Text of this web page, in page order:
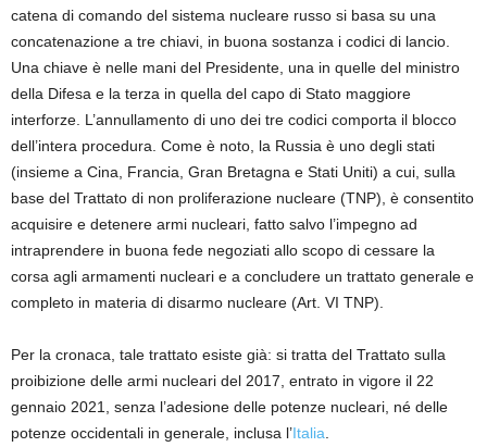
catena di comando del sistema nucleare russo si basa su una
concatenazione a tre chiavi, in buona sostanza i codici di lancio.
Una chiave è nelle mani del Presidente, una in quelle del ministro
della Difesa e la terza in quella del capo di Stato maggiore
interforze. L’annullamento di uno dei tre codici comporta il blocco
dell’intera procedura. Come è noto, la Russia è uno degli stati
(insieme a Cina, Francia, Gran Bretagna e Stati Uniti) a cui, sulla
base del Trattato di non proliferazione nucleare (TNP), è consentito
acquisire e detenere armi nucleari, fatto salvo l’impegno ad
intraprendere in buona fede negoziati allo scopo di cessare la
corsa agli armamenti nucleari e a concludere un trattato generale e
completo in materia di disarmo nucleare (Art. VI TNP).
Per la cronaca, tale trattato esiste già: si tratta del Trattato sulla
proibizione delle armi nucleari del 2017, entrato in vigore il 22
gennaio 2021, senza l’adesione delle potenze nucleari, né delle
potenze occidentali in generale, inclusa l’Italia.